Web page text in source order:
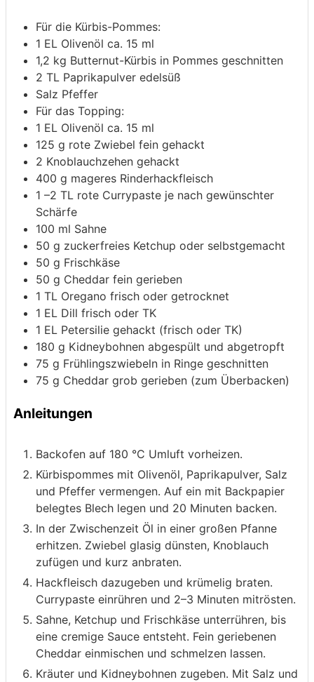
Für die Kürbis-Pommes:
1 EL Olivenöl ca. 15 ml
1,2 kg Butternut-Kürbis in Pommes geschnitten
2 TL Paprikapulver edelsüß
Salz Pfeffer
Für das Topping:
1 EL Olivenöl ca. 15 ml
125 g rote Zwiebel fein gehackt
2 Knoblauchzehen gehackt
400 g mageres Rinderhackfleisch
1 –2 TL rote Currypaste je nach gewünschter
Schärfe
100 ml Sahne
50 g zuckerfreies Ketchup oder selbstgemacht
50 g Frischkäse
50 g Cheddar fein gerieben
1 TL Oregano frisch oder getrocknet
1 EL Dill frisch oder TK
1 EL Petersilie gehackt (frisch oder TK)
180 g Kidneybohnen abgespült und abgetropft
75 g Frühlingszwiebeln in Ringe geschnitten
75 g Cheddar grob gerieben (zum Überbacken)
Anleitungen
Backofen auf 180 °C Umluft vorheizen.
Kürbispommes mit Olivenöl, Paprikapulver, Salz
und Pfeffer vermengen. Auf ein mit Backpapier
belegtes Blech legen und 20 Minuten backen.
In der Zwischenzeit Öl in einer großen Pfanne
erhitzen. Zwiebel glasig dünsten, Knoblauch
zufügen und kurz anbraten.
Hackfleisch dazugeben und krümelig braten.
Currypaste einrühren und 2–3 Minuten mitrösten.
Sahne, Ketchup und Frischkäse unterrühren, bis
eine cremige Sauce entsteht. Fein geriebenen
Cheddar einmischen und schmelzen lassen.
Kräuter und Kidneybohnen zugeben. Mit Salz und